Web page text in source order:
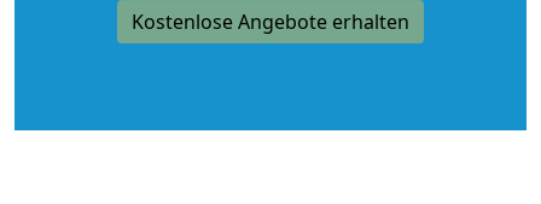
Kostenlose Angebote erhalten